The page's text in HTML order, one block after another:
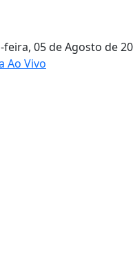
feira, 05 de Agosto de
Ao Vivo